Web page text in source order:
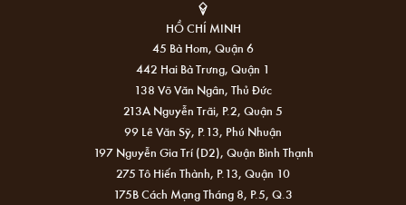
HỒ CHÍ MINH
45 Bà Hom, Quận 6
442 Hai Bà Trưng, Quận 1
138 Võ Văn Ngân, Thủ Đức
213A Nguyễn Trãi, P.2, Quận 5
99 Lê Văn Sỹ, P.13, Phú Nhuận
197 Nguyễn Gia Trí (D2), Quận Bình Thạnh
275 Tô Hiến Thành, P.13, Quận 10
175B Cách Mạng Tháng 8, P.5, Q.3